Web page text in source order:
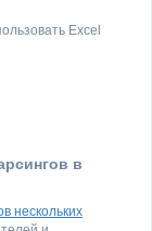
Excel
в
нескольких